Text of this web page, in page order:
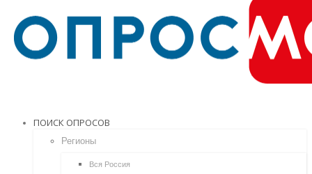
ПОИСК ОПРОСОВ
Регионы
Вся Россия